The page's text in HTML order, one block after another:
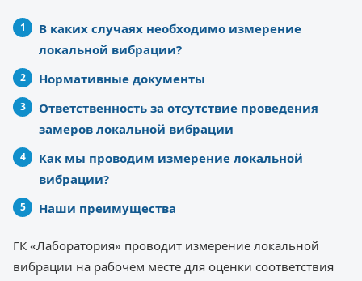
В каких случаях необходимо измерение
локальной вибрации?
Нормативные документы
Ответственность за отсутствие проведения
замеров локальной вибрации
Как мы проводим измерение локальной
вибрации?
Наши преимущества
ГК «Лаборатория» проводит измерение локальной
вибрации на рабочем месте для оценки соответствия